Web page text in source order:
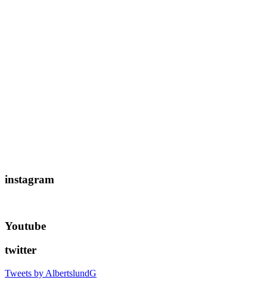
instagram
Youtube
twitter
Tweets by AlbertslundG